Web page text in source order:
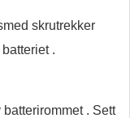
skrutrekker
.
. Sett